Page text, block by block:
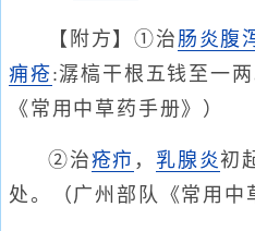
【附方】①治 肠炎腹
痈疮 :潺槁干根五钱至一两
《常用中草药手册》）
②治疮疖 ，乳腺炎初
处。（广州部队《常用中